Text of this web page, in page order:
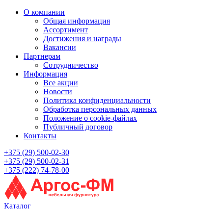
О компании
Общая информация
Ассортимент
Достижения и награды
Вакансии
Партнерам
Сотрудничество
Информация
Все акции
Новости
Политика конфиденциальности
Обработка персональных данных
Положение о cookie-файлах
Публичный договор
Контакты
+375 (29) 500-02-30
+375 (29) 500-02-31
+375 (222) 74-78-00
Каталог